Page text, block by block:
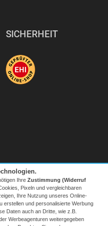
SICHERHEIT
| twitter
Ihre Zustimmung (Widerruf
Pixeln und vergleichbaren
Ihre Nutzung unseres Online-
erstellen und personalisierte Werbung
Daten auch an Dritte, wie z.B.
Werbeagenturen weitergegeben